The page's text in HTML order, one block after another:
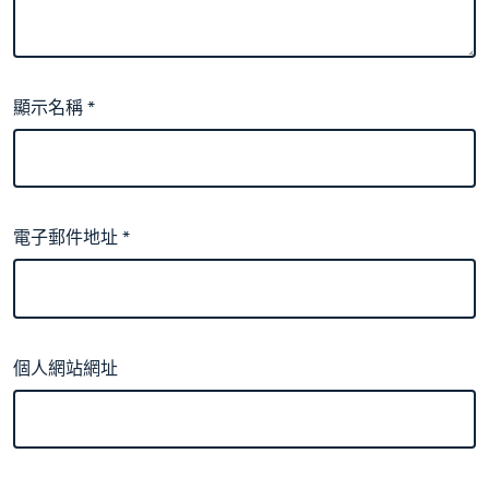
顯示名稱*
電子郵件地址*
個人網站網址